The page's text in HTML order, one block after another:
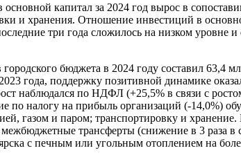
капитал за 2024 год вырос в
и хранения. Отношение инвестиций в
три года сложилось на низком уровне
бюджета в 2024 году составил 63,4
года, поддержку позитивной динамике
наблюдался по НДФЛ (+25,5% в связи с
по налогу на прибыль организаций (-14,0%)
газом и паром; транспортировку и
трансферты (снижение в 3 раза в
с печным или угольным отоплением на